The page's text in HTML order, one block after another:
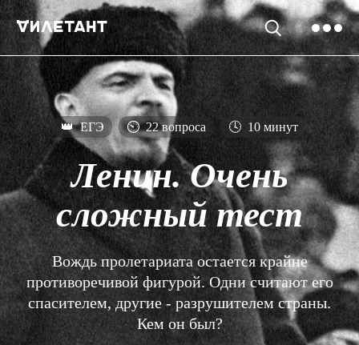
👑 ЕГЭ ⏲ 22 вопроса 🕓 10 минут
Ленин. Очень
сложный тест
Вождь пролетариата остается крайне
противоречивой фигурой. Одни считают его
спасителем, другие - разрушителем страны.
Кем он был?